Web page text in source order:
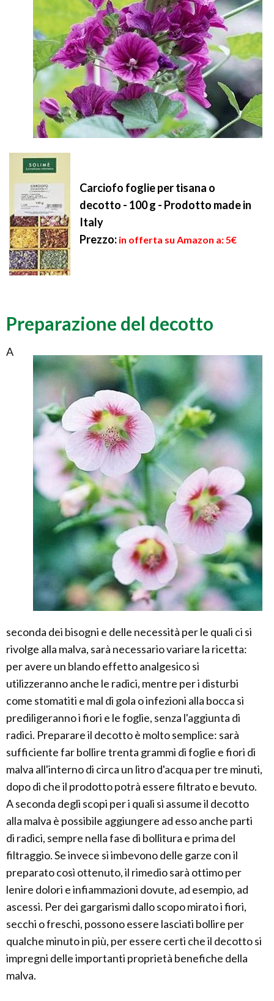
Carciofo foglie per tisana o
decotto - 100 g - Prodotto made in
Italy
Prezzo: in offerta su Amazon a: 5€
Preparazione del decotto
A
seconda dei bisogni e delle necessità per le quali ci si
rivolge alla malva, sarà necessario variare la ricetta:
per avere un blando effetto analgesico si
utilizzeranno anche le radici, mentre per i disturbi
come stomatiti e mal di gola o infezioni alla bocca si
prediligeranno i fiori e le foglie, senza l'aggiunta di
radici. Preparare il decotto è molto semplice: sarà
sufficiente far bollire trenta grammi di foglie e fiori di
malva all'interno di circa un litro d'acqua per tre minuti,
dopo di che il prodotto potrà essere filtrato e bevuto.
A seconda degli scopi per i quali si assume il decotto
alla malva è possibile aggiungere ad esso anche parti
di radici, sempre nella fase di bollitura e prima del
filtraggio. Se invece si imbevono delle garze con il
preparato così ottenuto, il rimedio sarà ottimo per
lenire dolori e infiammazioni dovute, ad esempio, ad
ascessi. Per dei gargarismi dallo scopo mirato i fiori,
secchi o freschi, possono essere lasciati bollire per
qualche minuto in più, per essere certi che il decotto si
impregni delle importanti proprietà benefiche della
malva.